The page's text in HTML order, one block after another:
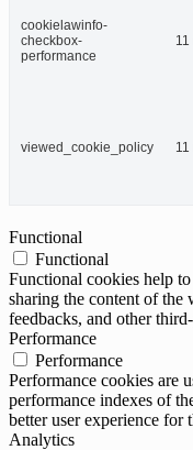
cookielawinfo-
checkbox-
performance
viewed_cookie_policy
Functional
Functional
Functional cookies help
sharing the content of the
feedbacks, and other
Performance
Performance
Performance cookies are
performance indexes of
better user experience for
Analytics